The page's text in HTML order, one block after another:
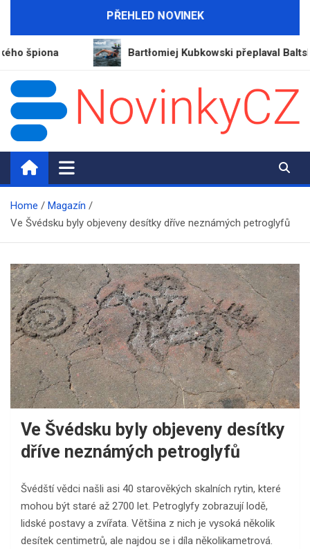
PŘEHLED NOVINEK
Bartłomiej Kubkowski přeplaval Baltské
NovinkyCZ.cz
Magazín novinek a informací
Home
Magazín
Ve Švédsku byly objeveny desítky dříve neznámých petroglyfů
Ve Švédsku byly objeveny desítky
dříve neznámých petroglyfů
Švédští vědci našli asi 40 starověkých skalních rytin, které
mohou být staré až 2700 let. Petroglyfy zobrazují lodě,
lidské postavy a zvířata. Většina z nich je vysoká několik
desítek centimetrů, ale najdou se i díla několikametrová.